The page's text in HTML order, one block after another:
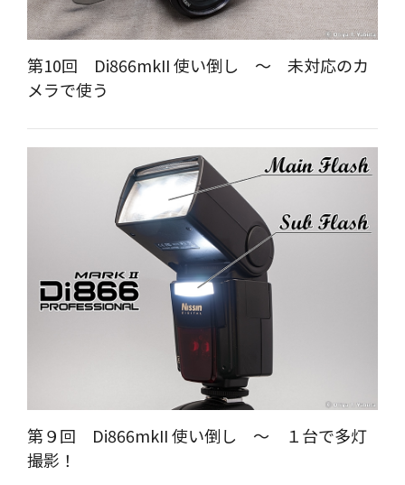
第10回 Di866mkII 使い倒し ～ 未対応のカ
メラで使う
第９回 Di866mkII 使い倒し ～ １台で多灯
撮影！